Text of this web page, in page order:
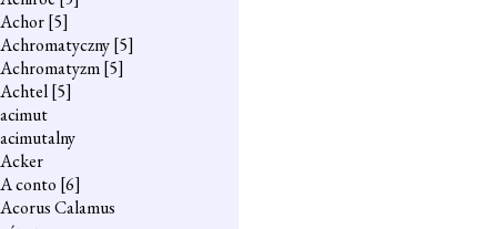
Achor[5]
Achromatyczny[5]
Achromatyzm[5]
Achtel[5]
acimut
acimutalny
Acker
A conto [6]
Acorus Calamus